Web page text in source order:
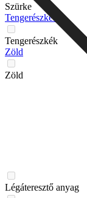
Szürke
Tengerészkék
Tengerészkék
Zöld
Zöld
Légáteresztő anyag